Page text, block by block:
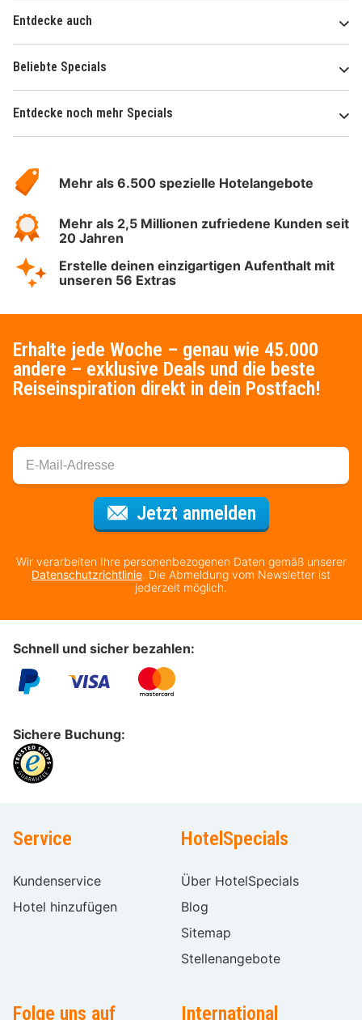
Entdecke auch
Beliebte Specials
Entdecke noch mehr Specials
Hotelspecials
Mehr als 6.500 spezielle Hotelangebote
Mehr als 2,5 Millionen zufriedene Kunden seit
20 Jahren
Erstelle deinen einzigartigen Aufenthalt mit
unseren 56 Extras
Erhalte jede Woche – genau wie 45.000
andere – exklusive Deals und die beste
Reiseinspiration direkt in dein Postfach!
Jetzt anmeldenFür den
Wir verarbeiten Ihre personenbezogenen Daten gemäß unserer
Datenschutzrichtlinie. Die Abmeldung vom Newsletter ist
jederzeit möglich.
Schnell und sicher bezahlen:
Sichere Buchung:
Service
Kundenservice
Hotel hinzufügen
HotelSpecials
Über HotelSpecials
Blog
Sitemap
Stellenangebote
Folge uns auf International